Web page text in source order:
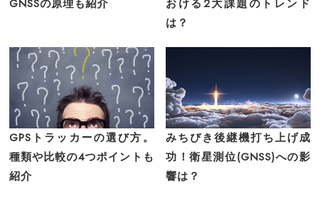
GNSSの原理も紹介
おける2大課題のトレンド
は？
GPSトラッカーの選び方。
種類や比較の4つポイントも
紹介
みちびき後継機打ち上げ成
功！衛星測位(GNSS)への影
響は？